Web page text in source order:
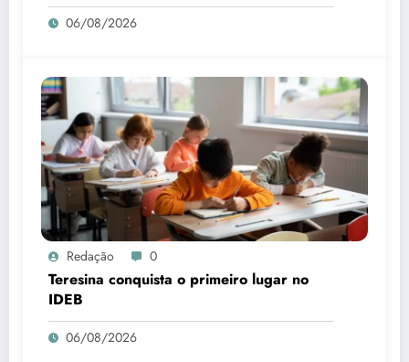
06/08/2026
Redação 0
Teresina conquista o primeiro lugar no
IDEB
06/08/2026